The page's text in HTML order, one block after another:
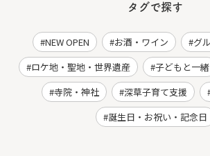
タグで探す
NEW OPEN お酒・ワイン
グ
ロケ地・聖地・世界遺産
子どもと一緒
寺院・神社
深草子育て支援
誕生日・お祝い・記念日